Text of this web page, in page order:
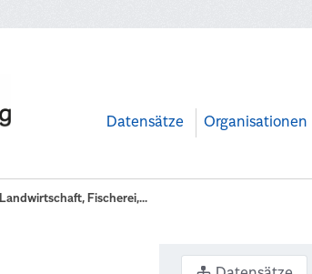
Datensätze Organisationen
Landwirtschaft, Fischerei,...